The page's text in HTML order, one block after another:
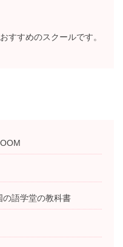
すすめのスクールです。
の語学堂の教科書